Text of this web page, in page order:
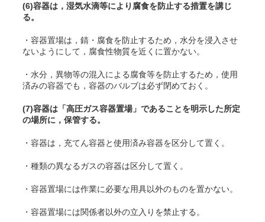
(6)容器は，湿気水滴等により腐食を防止する措置を講じ
る。
・容器置場は，錆・腐食を防止するため，水分を浸入させ
ないようにして，腐食性物質を近くに置かない。
・水分，異物等の混入による腐食等を防止するため，使用
済みの容器でも，容器のバルブは必ず閉めておく。
(7)容器は「高圧ガス容器置場」であることを明示した所定
の場所に，保管する。
・容器は，充てん容器と使用済み容器を区分して置く。
・種類の異なるガスの容器は区分して置く。
・容器置場には作業に必要な用具以外のものを置かない。
・容器置場には関係者以外の立入りを禁止する。